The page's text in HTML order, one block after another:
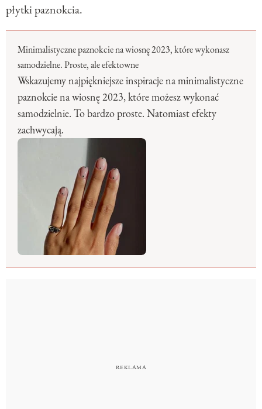
płytki paznokcia.
Minimalistyczne paznokcie na wiosnę 2023, które wykonasz
samodzielne. Proste, ale efektowne
Wskazujemy najpiękniejsze inspiracje na minimalistyczne
paznokcie na wiosnę 2023, które możesz wykonać
samodzielnie. To bardzo proste. Natomiast efekty
zachwycają.